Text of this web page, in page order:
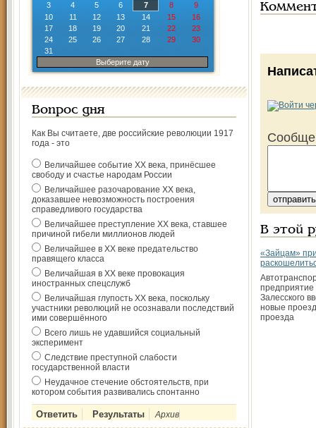
3
4 5 6 7 8
9
10
11 12 13 14 15
16
17
18 19 20 21 22
23
24
25 26 27 28 29
30
31
Выберите дату
Вопрос дня
Как Вы считаете, две российские революции 1917
года - это
Величайшее событие ХХ века, принёсшее
свободу и счастье народам России
Величайшее разочарование ХХ века,
доказавшее невозможность построения
справедливого государства
Величайшее преступление ХХ века, ставшее
причиной гибели миллионов людей
Величайшее в ХХ веке предательство
правящего класса
Величайшая в ХХ веке провокация
иностранных спецслужб
Величайшая глупость ХХ века, поскольку
участники революций не осознавали последствий
ими совершённого
Всего лишь не удавшийся социальный
эксперимент
Следствие преступной слабости
государственной власти
Неудачное стечение обстоятельств, при
котором события развивались спонтанно
Архив
В этой
«Зайцам»
Залесского
новые
проезда